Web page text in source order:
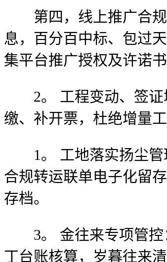
第四，线上推广合规
息，百分百中标、包过
集平台推广授权及许诺
2。 工程变动、签证
缴、补开票，杜绝增量
1。 工地落实扬尘管
合规转运联单电子化留
存档。
3。 金往来专项管控
丁台账核算，岁暮往来